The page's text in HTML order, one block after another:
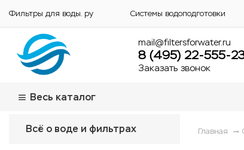
Фильтры для воды. ру Системы водоподготовки
mail@filtersforwater.ru
8 (495) 22-555-
Заказать звонок
Весь каталог
Всё о воде и фильтрах Главная